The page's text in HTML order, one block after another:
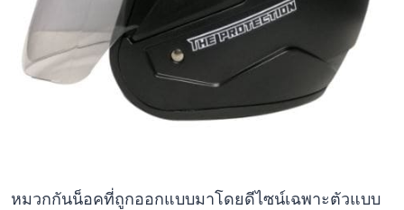
หมวกกันน็อคที่ถูกออกแบบมาโดยดีไซน์เฉพาะตัวแบบ